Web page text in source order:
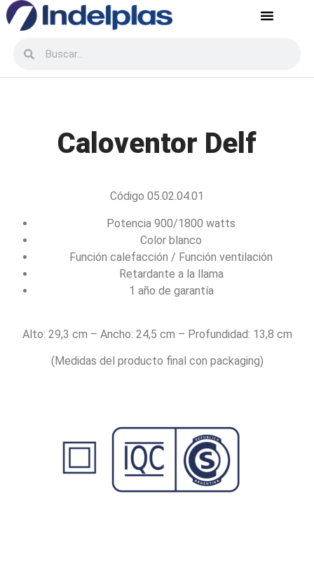
Caloventor Delf
Código 05.02.04.01
Potencia 900/1800 watts
Color blanco
Función calefacción / Función ventilación
Retardante a la llama
1 año de garantía
Alto: 29,3 cm – Ancho: 24,5 cm – Profundidad: 13,8 cm
(Medidas del producto final con packaging)